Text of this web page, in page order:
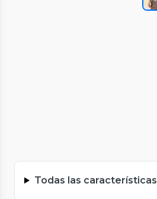
Todas las características